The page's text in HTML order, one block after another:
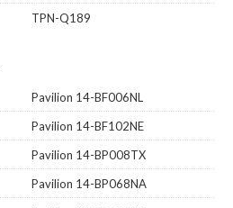
TPN-Q189
Pavilion 14-BF006NL
Pavilion 14-BF102NE
Pavilion 14-BP008TX
Pavilion 14-BP068NA